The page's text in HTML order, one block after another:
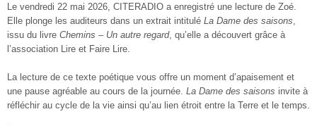
Le vendredi 22 mai 2026, CITERADIO a enregistré une lecture de Zoé.
Elle plonge les auditeurs dans un extrait intitulé La Dame des saisons,
issu du livre Chemins – Un autre regard, qu’elle a découvert grâce à
l’association Lire et Faire Lire.
La lecture de ce texte poétique vous offre un moment d’apaisement et
une pause agréable au cours de la journée. La Dame des saisons invite à
réfléchir au cycle de la vie ainsi qu’au lien étroit entre la Terre et le temps.